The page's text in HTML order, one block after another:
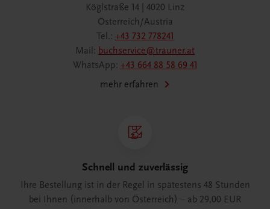
Köglstraße 14 | 4020 Linz
Österreich/Austria
Tel.: +43 732 778241
Mail: buchservice@trauner.at
WhatsApp: +43 664 88 58 69 41
mehr erfahren
Schnell und zuverlässig
Ihre Bestellung ist in der Regel in spätestens 48 Stunden
bei Ihnen (innerhalb von Österreich) – ab 29,00 EUR